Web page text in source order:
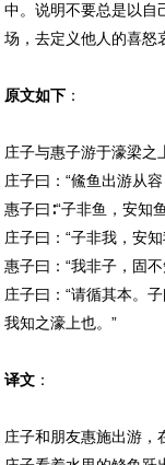
中。说明不要总是以自
场，去定义他人的喜怒
原文如下 ：
庄子与惠子游于濠梁之
庄子曰：“鯈鱼出游从
惠子曰∶“子非鱼，安知
庄子曰：“子非我，安
惠子曰：“我非子，固
庄子曰：“请循其本。
我知之濠上也。”
译文 ：
庄子和朋友惠施出游，